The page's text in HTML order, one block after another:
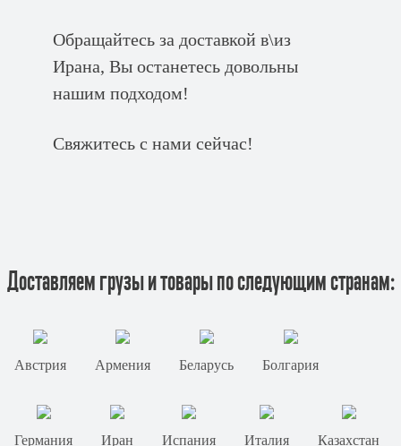
Обращайтесь за доставкой в\из
Ирана, Вы останетесь довольны
нашим подходом!
Свяжитесь с нами сейчас!
Доставляем грузы и товары по следующим странам:
Австрия Армения Беларусь Болгария
Германия Иран Испания Италия Казахстан